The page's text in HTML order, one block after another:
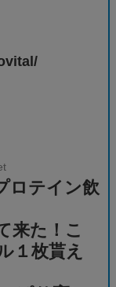
ロテイン飲
来た！こ
１枚貰え